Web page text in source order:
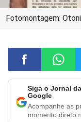
Fotomontagem:
Compartilhar
no
no
Siga o Jornal
Google
Acompanhe as
momento direto